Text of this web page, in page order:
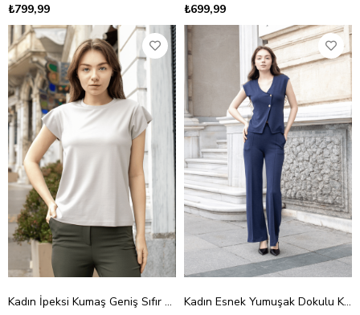
₺799,99
₺699,99
Kadın İpeksi Kumaş Geniş Sıfır Yaka Kısa Kol Tshirt Bluz-Taş
Kadın Esnek Yumuşak Dokulu Kumaş Düşük Omuzlu Anvelop Kruvaze Düğmeli Ceket Bluz-Lacivert